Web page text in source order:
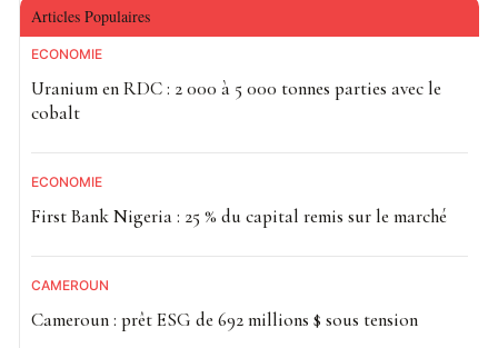
Articles Populaires
ECONOMIE
Uranium en RDC : 2 000 à 5 000 tonnes parties avec le
cobalt
ECONOMIE
First Bank Nigeria : 25 % du capital remis sur le marché
CAMEROUN
Cameroun : prêt ESG de 692 millions $ sous tension